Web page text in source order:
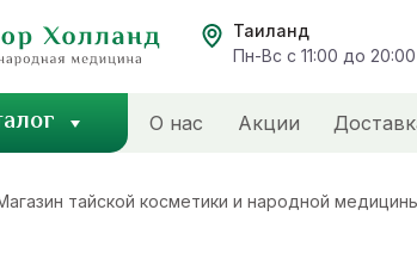
Таиланд
Пн-Вс с 11:00 до 20:00
О нас Акции
тайской косметики и народной